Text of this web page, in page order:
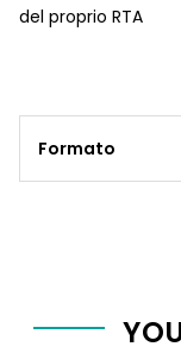
del proprio RTA
Formato